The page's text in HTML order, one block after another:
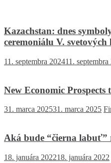
Kazachstan: dnes
ceremoniálu V.
11. septembra 202411. septembra
New Economic
31. marca 202531. marca 2025
Aká bude “čierna labuť”
18. januára 202218. januára 2022